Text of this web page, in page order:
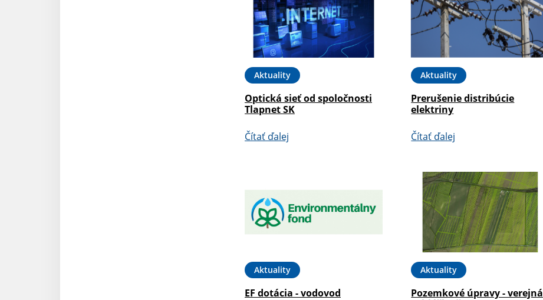
Aktuality
Optická sieť od spoločnosti
Tlapnet SK
Čítať ďalej
Aktuality
Prerušenie distribúcie
elektriny
Čítať ďalej
Aktuality
EF dotácia - vodovod
Aktuality
Pozemkové úpravy - verejná